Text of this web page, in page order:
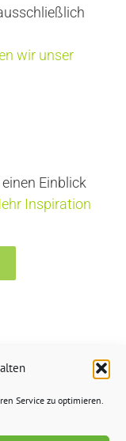
Service zu optimieren.
wir unser
Einblick
Inspiration